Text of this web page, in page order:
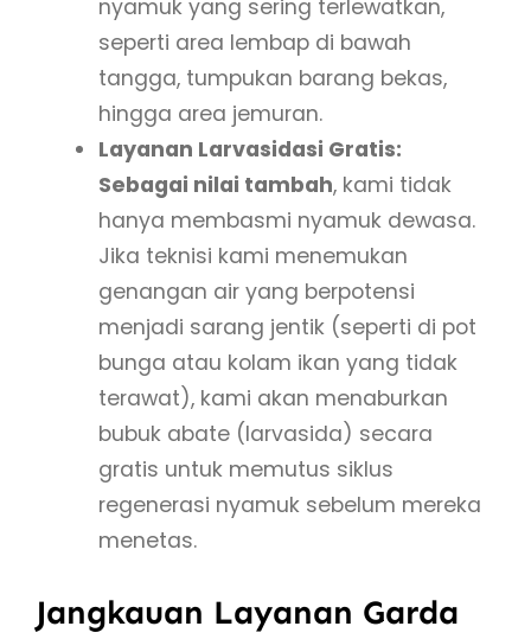
nyamuk yang sering terlewatkan,
seperti area lembap di bawah
tangga, tumpukan barang bekas,
hingga area jemuran.
Layanan Larvasidasi Gratis:
Sebagai nilai tambah, kami tidak
hanya membasmi nyamuk dewasa.
Jika teknisi kami menemukan
genangan air yang berpotensi
menjadi sarang jentik (seperti di pot
bunga atau kolam ikan yang tidak
terawat), kami akan menaburkan
bubuk abate (larvasida) secara
gratis untuk memutus siklus
regenerasi nyamuk sebelum mereka
menetas.
Jangkauan Layanan Garda